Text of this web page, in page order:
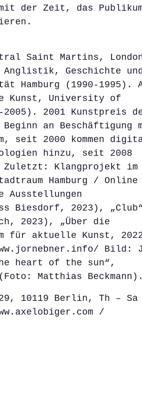
der Zeit, das
Saint Martins,
Anglistik, Geschichte und
Hamburg (1990-1995).
Kunst, University of
2005). 2001 Kunstpreis
Beginn an Beschäftigung
seit 2000 kommen
hinzu, seit 2008
Zuletzt: Klangprojekt im
Hamburg /
Ausstellungen
Biesdorf, 2023),
2023), „Über die
für aktuelle Kunst,
Bild:
heart of the sun“,
Matthias Beckmann).
10119 Berlin, Th – Sa
/